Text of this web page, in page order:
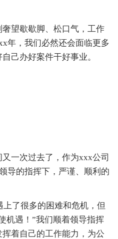
望歇歇脚、松口气，工作
年，我们必然还会面临更多
己办好案件干好事业。
一次过去了，作为xxx公司
导的指挥下，严谨、顺利的
了很多的困难和危机，但
机遇！”我们顺着领导指挥
着自己的工作能力，为公